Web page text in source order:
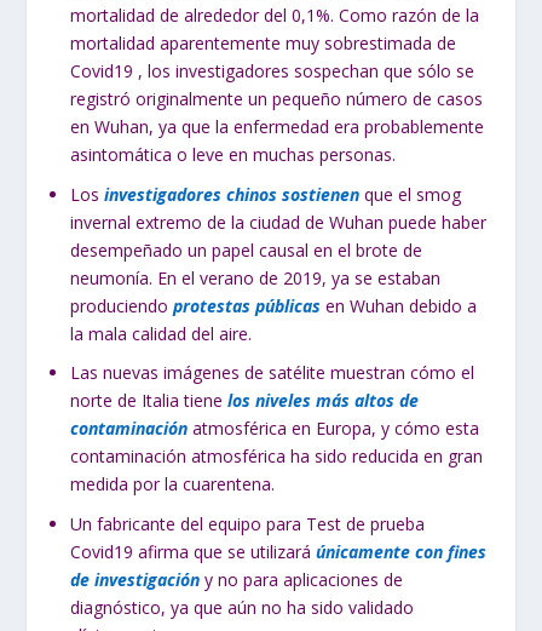
mortalidad de alrededor del 0,1%. Como razón de la
mortalidad aparentemente muy sobrestimada de
Covid19 , los investigadores sospechan que sólo se
registró originalmente un pequeño número de casos
en Wuhan, ya que la enfermedad era probablemente
asintomática o leve en muchas personas.
Losinvestigadores chinos sostienen que el smog
invernal extremo de la ciudad de Wuhan puede haber
desempeñado un papel causal en el brote de
neumonía. En el verano de 2019, ya se estaban
produciendoprotestas públicas en Wuhan debido a
la mala calidad del aire.
Las nuevas imágenes de satélite muestran cómo el
norte de Italia tiene los niveles más altos de
contaminación atmosférica en Europa, y cómo esta
contaminación atmosférica ha sido reducida en gran
medida por la cuarentena.
Un fabricante del equipo para Test de prueba
Covid19 afirma que se utilizaráúnicamente con fines
de investigación y no para aplicaciones de
diagnóstico, ya que aún no ha sido validado